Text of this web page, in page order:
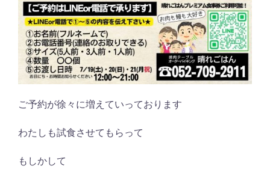
ご予約が徐々に増えていっております
わたしも試食させてもらって
もしかして